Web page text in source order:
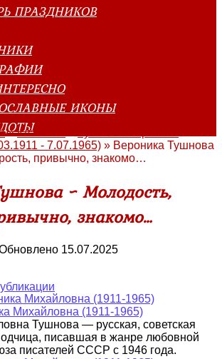
ПРАЗДНИКОВ
ИКОНЫ
»Классика
- 7.07.1965) » Вероника Тушнова
привычно, знакомо…
~ Молодость,
знакомо…
15.07.2025
Михайловна (1911-1965)
Тушнова — русская, советская
писавшая в жанре любовной
писателей СССР с 1946 года.